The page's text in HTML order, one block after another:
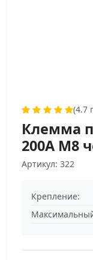
(4.7
Клемма
200А М8
Артикул: 322
Крепление: